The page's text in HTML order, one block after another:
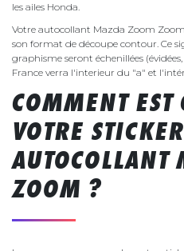
les ailes Honda.
Votre autocollant Mazda Zoom
son format de découpe contour. Ce
graphisme seront échenillées
France verra l'interieur du "a" et
COMMENT EST
VOTRE STICKER
ZOOM ?